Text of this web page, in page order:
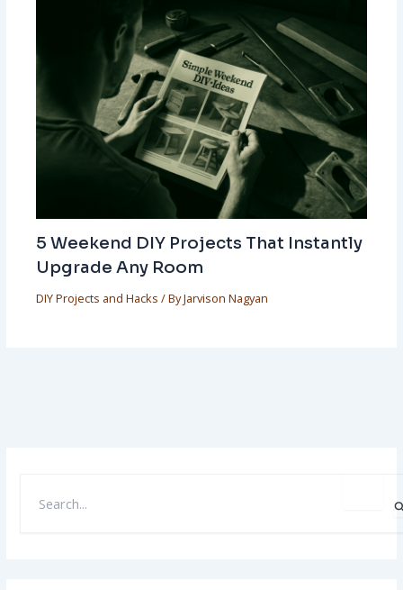
5 Weekend DIY Projects That Instantly
Upgrade Any Room
DIY Projects and Hacks / ByJarvison Nagyan